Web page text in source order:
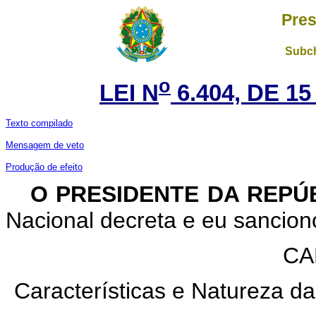
LEI No 6.404, DE
Texto compilado
Mensagem de veto
Produção de efeito
O PRESIDENTE DA
Nacional decreta e eu
Características e Natureza